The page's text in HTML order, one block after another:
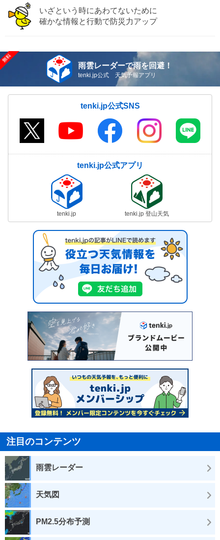
いざという時にあわてないために
確かな情報と行動で防災力アップ
雨雲レーダーで雨を回避！
tenki.jp公式 天気予報アプリ
tenki.jp公式SNS
tenki.jp公式アプリ
tenki.jp tenki.jp 登山天気
注目のコンテンツ
雨雲レーダー
天気図
PM2.5分布予測